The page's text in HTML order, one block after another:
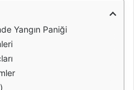
Yangın Paniği